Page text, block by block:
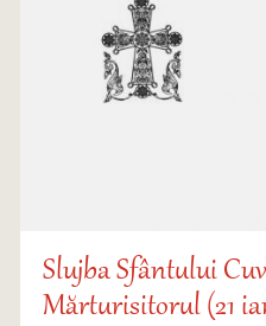
Slujba Sfântului
Mărturisitorul (21